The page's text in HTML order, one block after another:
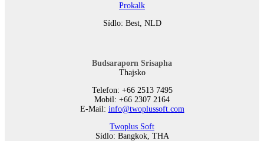
Prokalk
Sídlo: Best, NLD
Budsaraporn Srisapha
Thajsko
Telefon: +66 2513 7495
Mobil: +66 2307 2164
E-Mail: info@twoplussoft.com
Twoplus Soft
Sídlo: Bangkok, THA